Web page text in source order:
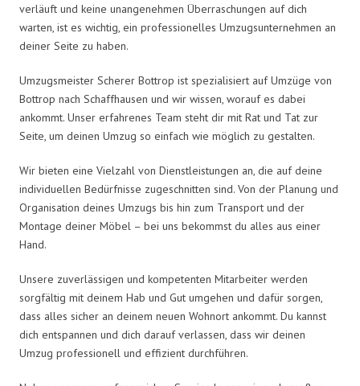
verläuft und keine unangenehmen Überraschungen auf dich
warten, ist es wichtig, ein professionelles Umzugsunternehmen an
deiner Seite zu haben.
Umzugsmeister Scherer Bottrop ist spezialisiert auf Umzüge von
Bottrop nach Schaffhausen und wir wissen, worauf es dabei
ankommt. Unser erfahrenes Team steht dir mit Rat und Tat zur
Seite, um deinen Umzug so einfach wie möglich zu gestalten.
Wir bieten eine Vielzahl von Dienstleistungen an, die auf deine
individuellen Bedürfnisse zugeschnitten sind. Von der Planung und
Organisation deines Umzugs bis hin zum Transport und der
Montage deiner Möbel – bei uns bekommst du alles aus einer
Hand.
Unsere zuverlässigen und kompetenten Mitarbeiter werden
sorgfältig mit deinem Hab und Gut umgehen und dafür sorgen,
dass alles sicher an deinem neuen Wohnort ankommt. Du kannst
dich entspannen und dich darauf verlassen, dass wir deinen
Umzug professionell und effizient durchführen.